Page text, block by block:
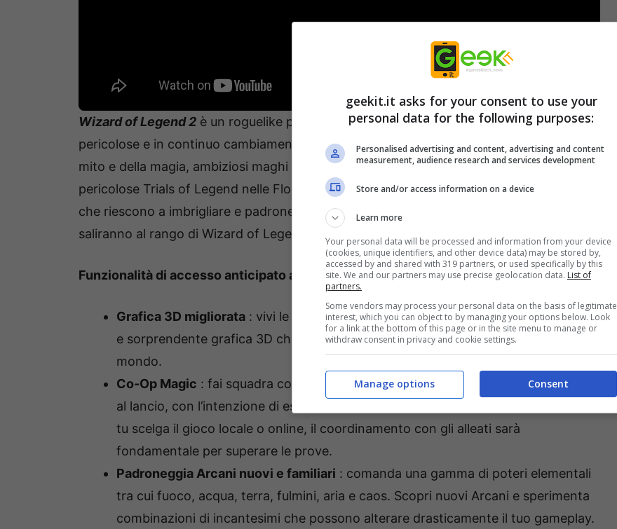
Wizard of Legend 2 è un roguelike pieno di azione in cui i giocatori affrontano prove
pericolose e in continuo cambiamento in un mondo magico e vibrante. Nel regno del
mito e della magia, ambiziosi maghi da tutto il mondo si sono riuniti per affrontare le
pericolose Trials of Legend nelle Floating Lands. Il viaggio è irto di pericoli e solo coloro
che riescono a imbrigliare e padroneggiare le caotiche forze elementali di Arcana
saliranno al rango di Wizard of Legend.
Funzionalità di accesso anticipato a Wizard of Legend 2:
Grafica 3D migliorata : vivi le Terre Sospese come mai prima d’ora con una nuova
e sorprendente grafica 3D che dà vita alla magia vibrante e dinamica di questo
mondo.
Co-Op Magic : fai squadra con un amico in modalità cooperativa per 2 giocatori
al lancio, con l’intenzione di espanderla a 4 giocatori in futuri aggiornamenti. Che
tu scelga il gioco locale o online, il coordinamento con gli alleati sarà
fondamentale per superare le prove.
Padroneggia Arcani nuovi e familiari : comanda una gamma di poteri elementali
tra cui fuoco, acqua, terra, fulmini, aria e caos. Scopri nuovi Arcani e sperimenta
combinazioni di incantesimi che possono alterare drasticamente il tuo gameplay.
geekit.it asks for your consent to use your
personal data for the following purposes:
Personalised advertising and content, advertising and content
measurement, audience research and services development
Store and/or access information on a device
Learn more
Your personal data will be processed and information from your device
(cookies, unique identifiers, and other device data) may be stored by,
accessed by and shared with 319 partners, or used specifically by this
site. We and our partners may use precise geolocation data. List of
partners.
Some vendors may process your personal data on the basis of legitimate
interest, which you can object to by managing your options below. Look
for a link at the bottom of this page or in the site menu to manage or
withdraw consent in privacy and cookie settings.
Consent
Manage options